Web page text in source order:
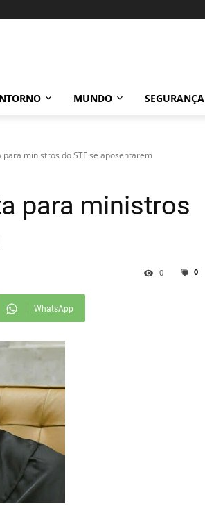
MUNDO SEGURANÇA
ministros do STF se aposentarem
para ministros
0
0
WhatsApp